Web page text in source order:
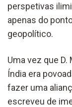
perspetivas
apenas do
geopolítico.
Uma vez que
Índia era
fazer uma
escreveu de